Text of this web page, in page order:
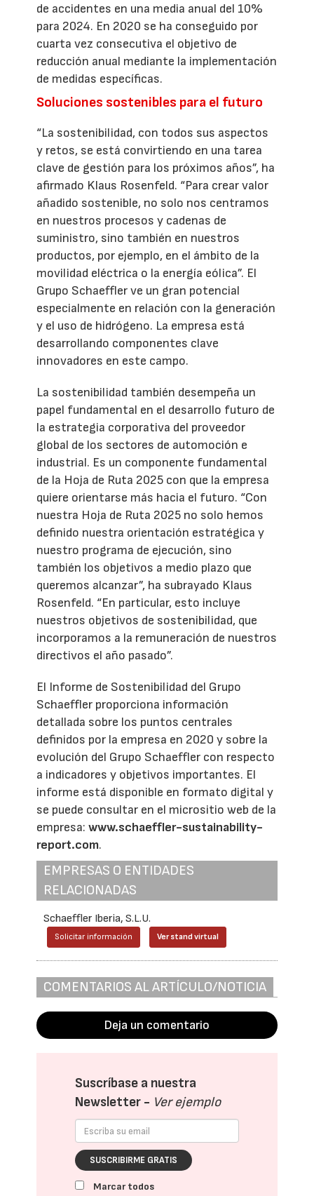
de accidentes en una media anual del 10%
para 2024. En 2020 se ha conseguido por
cuarta vez consecutiva el objetivo de
reducción anual mediante la implementación
de medidas específicas.
Soluciones sostenibles para el futuro
“La sostenibilidad, con todos sus aspectos
y retos, se está convirtiendo en una tarea
clave de gestión para los próximos años”, ha
afirmado Klaus Rosenfeld. “Para crear valor
añadido sostenible, no solo nos centramos
en nuestros procesos y cadenas de
suministro, sino también en nuestros
productos, por ejemplo, en el ámbito de la
movilidad eléctrica o la energía eólica”. El
Grupo Schaeffler ve un gran potencial
especialmente en relación con la generación
y el uso de hidrógeno. La empresa está
desarrollando componentes clave
innovadores en este campo.
La sostenibilidad también desempeña un
papel fundamental en el desarrollo futuro de
la estrategia corporativa del proveedor
global de los sectores de automoción e
industrial. Es un componente fundamental
de la Hoja de Ruta 2025 con que la empresa
quiere orientarse más hacia el futuro. “Con
nuestra Hoja de Ruta 2025 no solo hemos
definido nuestra orientación estratégica y
nuestro programa de ejecución, sino
también los objetivos a medio plazo que
queremos alcanzar”, ha subrayado Klaus
Rosenfeld. “En particular, esto incluye
nuestros objetivos de sostenibilidad, que
incorporamos a la remuneración de nuestros
directivos el año pasado”.
El Informe de Sostenibilidad del Grupo
Schaeffler proporciona información
detallada sobre los puntos centrales
definidos por la empresa en 2020 y sobre la
evolución del Grupo Schaeffler con respecto
a indicadores y objetivos importantes. El
informe está disponible en formato digital y
se puede consultar en el micrositio web de la
empresa:www.schaeffler-sustainability-
report.com.
EMPRESAS O ENTIDADES
RELACIONADAS
Schaeffler Iberia, S.L.U.
Solicitar información Ver stand virtual
COMENTARIOS AL ARTÍCULO/NOTICIA
Deja un comentario
Suscríbase a nuestra
Newsletter - Ver ejemplo
SUSCRIBIRME GRATIS
Marcar todos